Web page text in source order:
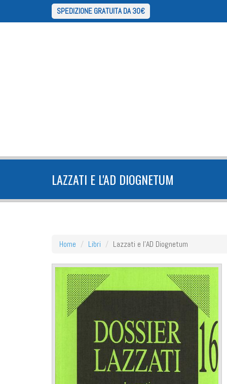
SPEDIZIONE GRATUITA DA 30€
LAZZATI E L'AD DIOGNETUM
Home Libri Lazzati e l'AD Diognetum